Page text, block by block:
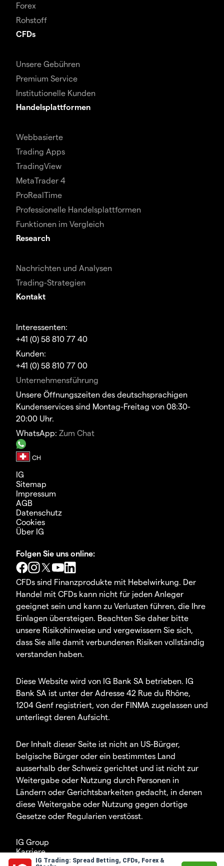
IG Trading: Spread Betting, CFDs, Forex &
Forex
Rohstoff
CFDs
Unsere Gebühren
Premium Service
Institutionelle Kunden
Handelsplattformen
Webbasierte
Trading Apps
TradingView
MetaTrader 4
ProRealTime
Professionelle Handelsplattformen
Funktionen im Vergleich
Research
Nachrichten und Analysen
Trading-Strategien
Kontakt
Interessenten:
+41 (0) 58 810 77 40
Kunden:
+41 (0) 58 810 77 00
Unternehmensführung
Unsere Öffnungszeiten des deutschsprachigen
Kundenservices sind Montag-Freitag von 08:30-
20:00 Uhr.
WhatsApp: Zum Chat
IG
Sitemap
Impressum
AGB
Datenschutz
Cookies
Über IG
Folgen Sie uns online:
CFDs sind Finanzprodukte mit Hebelwirkung. Der
Handel mit CFDs kann nicht für jeden Anleger
geeignet sein und kann zu Verlusten führen, die Ihre
Einlagen übersteigen. Beachten Sie daher bitte
unsere Risikohinweise und vergewissern Sie sich,
dass Sie alle damit verbundenen Risiken vollständig
verstanden haben.
Diese Website wird von IG Bank SA betrieben. IG
Bank SA ist unter der Adresse 42 Rue du Rhône,
1204 Genf registriert, von der FINMA zugelassen und
unterliegt deren Aufsicht.
Der Inhalt dieser Seite ist nicht an US-Bürger,
belgische Bürger oder ein bestimmtes Land
ausserhalb der Schweiz gerichtet und ist nicht zur
Weitergabe oder Nutzung durch Personen in
Ländern oder Gerichtsbarkeiten gedacht, in denen
diese Weitergabe oder Nutzung gegen dortige
Gesetze oder Regularien verstösst.
IG Group
Karriere